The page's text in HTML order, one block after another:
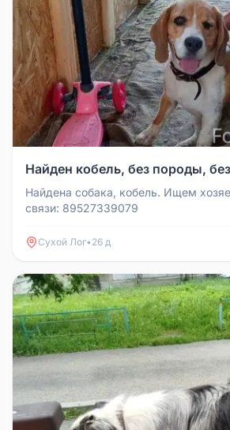
Найден кобель, без породы,
Найдена собака, кобель. Ищем
связи: 89527339079
Сухой Лог• 26 д